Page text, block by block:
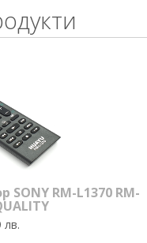
RM-L1370 RM-
лв.